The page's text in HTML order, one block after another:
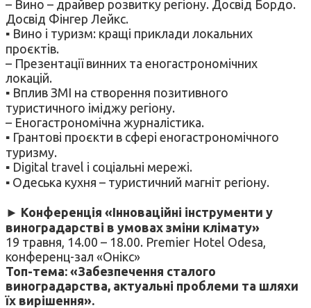
– Вино – драйвер розвитку регіону. Досвід Бордо.
Досвід Фінгер Лейкс.
▪ Вино і туризм: кращі приклади локальних
проєктів.
– Презентації винних та еногастрономічних
локацій.
▪ Вплив ЗМІ на створення позитивного
туристичного іміджу регіону.
– Еногастрономічна журналістика.
▪ Грантові проєкти в сфері еногастрономічного
туризму.
▪ Digital travel і соціальні мережі.
▪ Одеська кухня – туристичний магніт регіону.
► Конференція «Інноваційні інструменти у
виноградарстві в умовах зміни клімату»
19 травня, 14.00 – 18.00. Premier Hotel Odesa,
конференц-зал «Онікс»
Топ-тема: «Забезпечення сталого
виноградарства, актуальні проблеми та шляхи
їх вирішення».